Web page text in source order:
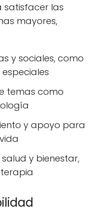
satisfacer las
mayores,
y sociales, como
temas como
y apoyo para
y bienestar,